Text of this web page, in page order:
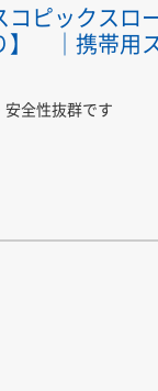
コピックスロ
】 ｜携帯用
安全性抜群です